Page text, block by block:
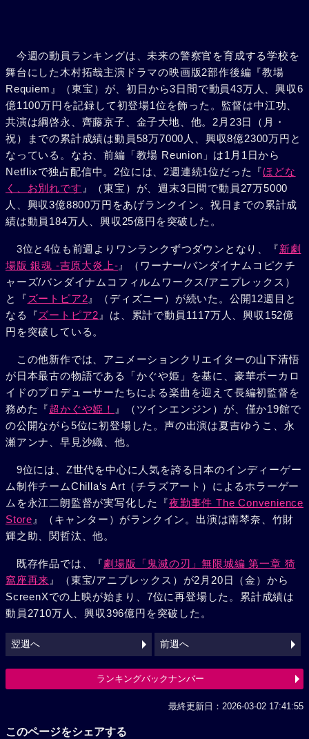
今週の動員ランキングは、未来の警察官を育成する学校を
舞台にした木村拓哉主演ドラマの映画版2部作後編『教場
Requiem』（東宝）が、初日から3日間で動員43万人、興収6
億1100万円を記録して初登場1位を飾った。監督は中江功、
共演は綱啓永、齊藤京子、金子大地、他。2月23日（月・
祝）までの累計成績は動員58万7000人、興収8億2300万円と
なっている。なお、前編「教場 Reunion」は1月1日から
Netflixで独占配信中。2位には、2週連続1位だった『ほどな
く、お別れです 』（東宝）が、週末3日間で動員27万5000
人、興収3億8800万円をあげランクイン。祝日までの累計成
績は動員184万人、興収25億円を突破した。
3位と4位も前週よりワンランクずつダウンとなり、『新劇
場版 銀魂 -吉原大炎上- 』（ワーナー/バンダイナムコピクチ
ャーズ/バンダイナムコフィルムワークス/アニプレックス）
と『 ズートピア2 』（ディズニー）が続いた。公開12週目と
なる『ズートピア2 』は、累計で動員1117万人、興収152億
円を突破している。
この他新作では、アニメーションクリエイターの山下清悟
が日本最古の物語である「かぐや姫」を基に、豪華ボーカロ
イドのプロデューサーたちによる楽曲を迎えて長編初監督を
務めた『超かぐや姫！
』（ツインエンジン）が、僅か19館で
の公開ながら5位に初登場した。声の出演は夏吉ゆうこ、永
瀬アンナ、早見沙織、他。
9位には、Z世代を中心に人気を誇る日本のインディーゲー
ム制作チームChilla‘s Art（チラズアート）によるホラーゲー
ムを永江二朗監督が実写化した『夜勤事件 The Convenience
Store 』（キャンター）がランクイン。出演は南琴奈、竹財
輝之助、関哲汰、他。
既存作品では、『劇場版「鬼滅の刃」無限城編 第一章 猗
窩座再来 』（東宝/アニプレックス）が2月20日（金）から
ScreenXでの上映が始まり、7位に再登場した。累計成績は
動員2710万人、興収396億円を突破した。
翌週へ 前週へ
ランキングバックナンバー
最終更新日：2026-03-02 17:41:55
このページをシェアする